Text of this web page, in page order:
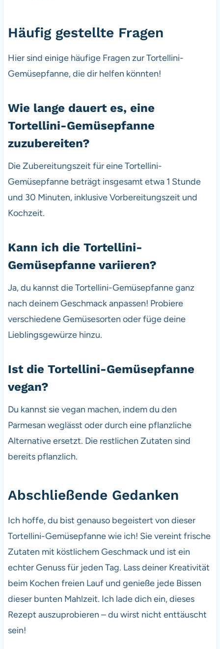
Häufig gestellte Fragen
Hier sind einige häufige Fragen zur Tortellini-
Gemüsepfanne, die dir helfen könnten!
Wie lange dauert es, eine
Tortellini-Gemüsepfanne
zuzubereiten?
Die Zubereitungszeit für eine Tortellini-
Gemüsepfanne beträgt insgesamt etwa 1 Stunde
und 30 Minuten, inklusive Vorbereitungszeit und
Kochzeit.
Kann ich die Tortellini-
Gemüsepfanne variieren?
Ja, du kannst die Tortellini-Gemüsepfanne ganz
nach deinem Geschmack anpassen! Probiere
verschiedene Gemüsesorten oder füge deine
Lieblingsgewürze hinzu.
Ist die Tortellini-Gemüsepfanne
vegan?
Du kannst sie vegan machen, indem du den
Parmesan weglässt oder durch eine pflanzliche
Alternative ersetzt. Die restlichen Zutaten sind
bereits pflanzlich.
Abschließende Gedanken
Ich hoffe, du bist genauso begeistert von dieser
Tortellini-Gemüsepfanne wie ich! Sie vereint frische
Zutaten mit köstlichem Geschmack und ist ein
echter Genuss für jeden Tag. Lass deiner Kreativität
beim Kochen freien Lauf und genieße jede Bissen
dieser bunten Mahlzeit. Ich lade dich ein, dieses
Rezept auszuprobieren – du wirst nicht enttäuscht
sein!